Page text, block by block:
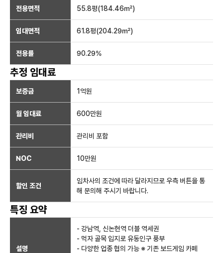
전용면적 55.8평(184.46㎡)
임대면적 61.8평(204.29㎡)
전용률 90.29%
추정 임대료
보증금 1억원
월 임대료 600만원
관리비 관리비 포함
NOC 10만원
할인 조건
임차사의 조건에 따라 달라지므로 우측 버튼을 통
해 문의해 주시기 바랍니다.
특징 요약
설명
- 강남역, 신논현역 더블 역세권
- 먹자 골목 입지로 유동인구 풍부
- 다양한 업종 협의 가능 ※ 기존 보드게임 카페